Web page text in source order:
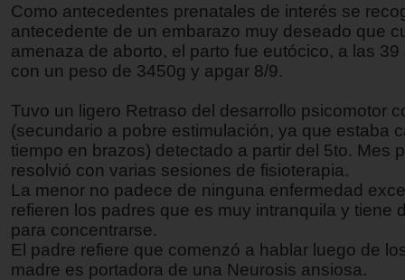
Como antecedentes prenatales de interés se
antecedente de un embarazo muy deseado que
amenaza de aborto, el parto fue eutócico, a las
con un peso de 3450g y apgar 8/9.
Tuvo un ligero Retraso del desarrollo psicomotor
(secundario a pobre estimulación, ya que estaba
tiempo en brazos) detectado a partir del 5to. Mes
resolvió con varias sesiones de fisioterapia.
La menor no padece de ninguna enfermedad
refieren los padres que es muy intranquila y tiene
para concentrarse.
El padre refiere que comenzó a hablar luego de
madre es portadora de una Neurosis ansiosa.